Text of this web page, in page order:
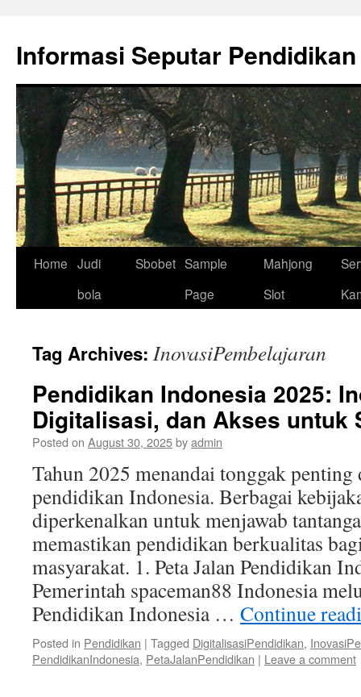
content
Informasi Seputar Pendidikan
Home Judi
bola
Sbobet Sample
Page
Mahjong
Slot
Tag Archives: InovasiPembelajaran
Pendidikan Indonesia 2025:
Digitalisasi, dan Akses untuk
Posted on August 30, 2025byadmin
Tahun 2025 menandai tonggak penting
pendidikan Indonesia. Berbagai
diperkenalkan untuk menjawab
memastikan pendidikan berkualitas
masyarakat. 1. Peta Jalan Pendidikan
Pemerintah spaceman88 Indonesia
Pendidikan Indonesia … Continue
Posted in Pendidikan | Tagged DigitalisasiPendidikan,
PendidikanIndonesia, PetaJalanPendidikan | Leave a comment